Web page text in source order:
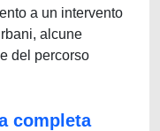
a un intervento
alcune
del percorso
completa